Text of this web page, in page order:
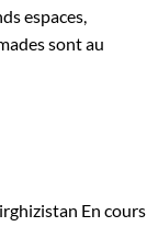
espaces,
sont au
En cours